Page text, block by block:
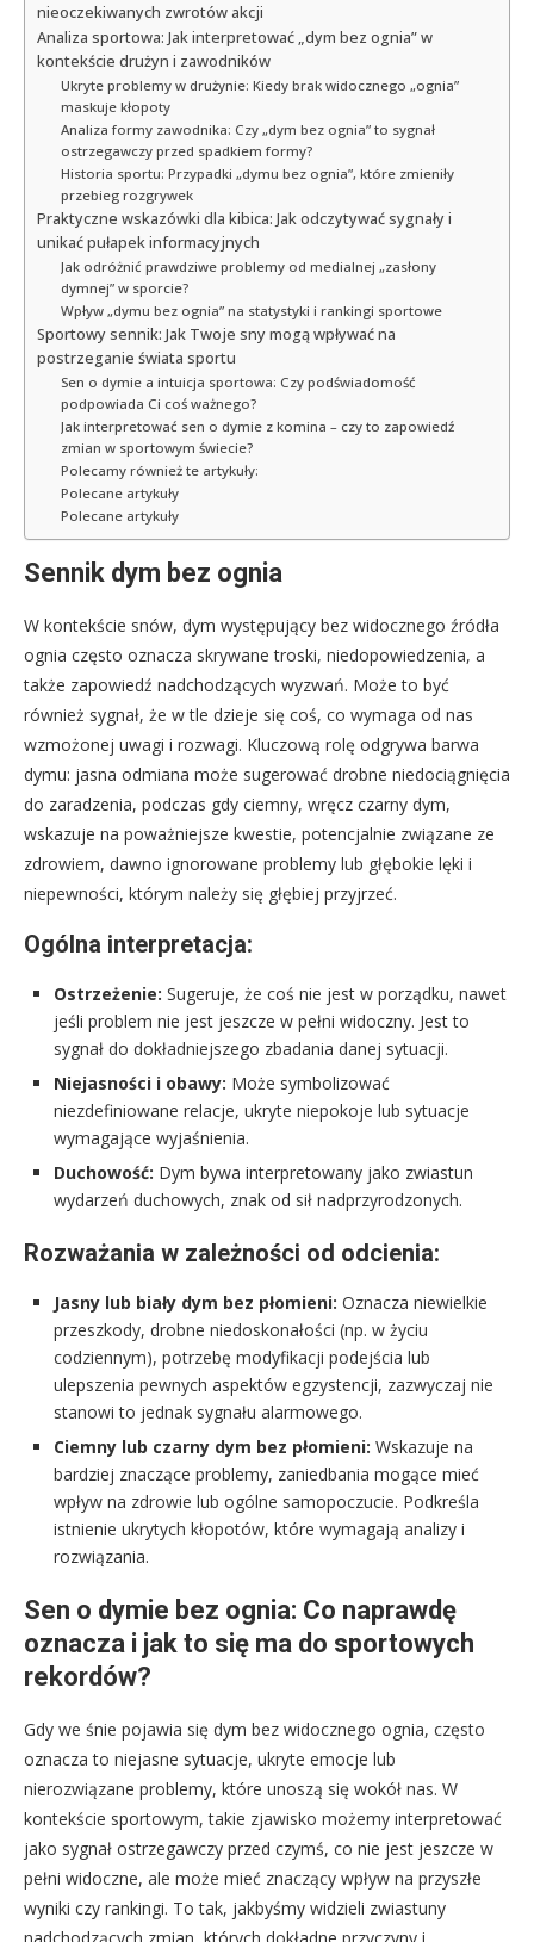
nieoczekiwanych zwrotów akcji
Analiza sportowa: Jak interpretować „dym bez ognia” w
kontekście drużyn i zawodników
Ukryte problemy w drużynie: Kiedy brak widocznego „ognia”
maskuje kłopoty
Analiza formy zawodnika: Czy „dym bez ognia” to sygnał
ostrzegawczy przed spadkiem formy?
Historia sportu: Przypadki „dymu bez ognia”, które zmieniły
przebieg rozgrywek
Praktyczne wskazówki dla kibica: Jak odczytywać sygnały i
unikać pułapek informacyjnych
Jak odróżnić prawdziwe problemy od medialnej „zasłony
dymnej” w sporcie?
Wpływ „dymu bez ognia” na statystyki i rankingi sportowe
Sportowy sennik: Jak Twoje sny mogą wpływać na
postrzeganie świata sportu
Sen o dymie a intuicja sportowa: Czy podświadomość
podpowiada Ci coś ważnego?
Jak interpretować sen o dymie z komina – czy to zapowiedź
zmian w sportowym świecie?
Polecamy również te artykuły:
Polecane artykuły
Polecane artykuły
Sennik dym bez ognia
W kontekście snów, dym występujący bez widocznego źródła
ognia często oznacza skrywane troski, niedopowiedzenia, a
także zapowiedź nadchodzących wyzwań. Może to być
również sygnał, że w tle dzieje się coś, co wymaga od nas
wzmożonej uwagi i rozwagi. Kluczową rolę odgrywa barwa
dymu: jasna odmiana może sugerować drobne niedociągnięcia
do zaradzenia, podczas gdy ciemny, wręcz czarny dym,
wskazuje na poważniejsze kwestie, potencjalnie związane ze
zdrowiem, dawno ignorowane problemy lub głębokie lęki i
niepewności, którym należy się głębiej przyjrzeć.
Ogólna interpretacja:
Ostrzeżenie: Sugeruje, że coś nie jest w porządku, nawet
jeśli problem nie jest jeszcze w pełni widoczny. Jest to
sygnał do dokładniejszego zbadania danej sytuacji.
Niejasności i obawy: Może symbolizować
niezdefiniowane relacje, ukryte niepokoje lub sytuacje
wymagające wyjaśnienia.
Duchowość: Dym bywa interpretowany jako zwiastun
wydarzeń duchowych, znak od sił nadprzyrodzonych.
Rozważania w zależności od odcienia:
Jasny lub biały dym bez płomieni: Oznacza niewielkie
przeszkody, drobne niedoskonałości (np. w życiu
codziennym), potrzebę modyfikacji podejścia lub
ulepszenia pewnych aspektów egzystencji, zazwyczaj nie
stanowi to jednak sygnału alarmowego.
Ciemny lub czarny dym bez płomieni: Wskazuje na
bardziej znaczące problemy, zaniedbania mogące mieć
wpływ na zdrowie lub ogólne samopoczucie. Podkreśla
istnienie ukrytych kłopotów, które wymagają analizy i
rozwiązania.
Sen o dymie bez ognia: Co naprawdę
oznacza i jak to się ma do sportowych
rekordów?
Gdy we śnie pojawia się dym bez widocznego ognia, często
oznacza to niejasne sytuacje, ukryte emocje lub
nierozwiązane problemy, które unoszą się wokół nas. W
kontekście sportowym, takie zjawisko możemy interpretować
jako sygnał ostrzegawczy przed czymś, co nie jest jeszcze w
pełni widoczne, ale może mieć znaczący wpływ na przyszłe
wyniki czy rankingi. To tak, jakbyśmy widzieli zwiastuny